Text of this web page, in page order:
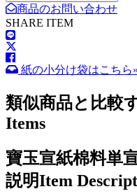
商品のお問い合わせ
SHARE ITEM
紙の小分け袋はこちら»
類似商品と比較
Items
寶玉宣紙棉料単
説明Item